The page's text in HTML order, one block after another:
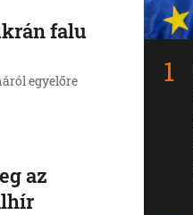
falu
egyelőre
az